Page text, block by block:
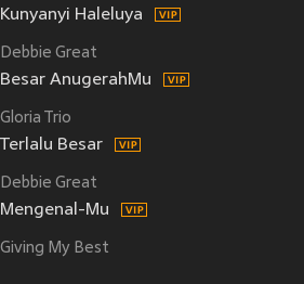
Kunyanyi Haleluya
Debbie Great
Besar AnugerahMu
Gloria Trio
Terlalu Besar
Debbie Great
Mengenal-Mu
Giving My Best